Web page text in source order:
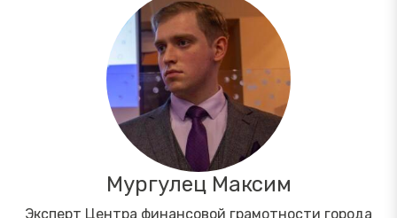
Мургулец Максим
Эксперт Центра финансовой грамотности города